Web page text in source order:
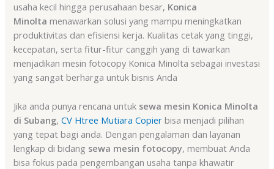
usaha kecil hingga perusahaan besar, Konica
Minolta menawarkan solusi yang mampu meningkatkan
produktivitas dan efisiensi kerja. Kualitas cetak yang tinggi,
kecepatan, serta fitur-fitur canggih yang di tawarkan
menjadikan mesin fotocopy Konica Minolta sebagai investasi
yang sangat berharga untuk bisnis Anda
Jika anda punya rencana untuk sewa mesin Konica Minolta
di Subang,CV Htree Mutiara Copier bisa menjadi pilihan
yang tepat bagi anda. Dengan pengalaman dan layanan
lengkap di bidang sewa mesin fotocopy, membuat Anda
bisa fokus pada pengembangan usaha tanpa khawatir